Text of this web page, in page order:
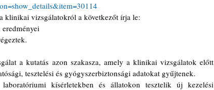
klinikai vizsgálatokról a következőt írja le:
a kutatás azon szakasza, amely a klinikai vizsgálatok előtt
tesztelési és gyógyszerbiztonsági adatokat gyűjtenek.
kísérletekben és állatokon tesztelik új kezelési